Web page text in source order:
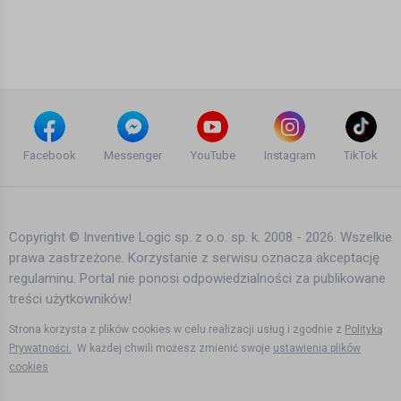
Strajk lekarzy, protesty Polaków no i
Zaginiony Polak 10 000 koron kary i
brak gotówki
Filmy instruktażowe
Facebook Messenger YouTube Instagram TikTok
Copyright © Inventive Logic sp. z o.o. sp. k. 2008 - 2026. Wszelkie
prawa zastrzeżone. Korzystanie z serwisu oznacza akceptację
regulaminu. Portal nie ponosi odpowiedzialności za publikowane
treści użytkowników!
Strona korzysta z plików cookies w celu realizacji usług i zgodnie z Polityką
Prywatności. W każdej chwili możesz zmienić swoje ustawienia plików
cookies